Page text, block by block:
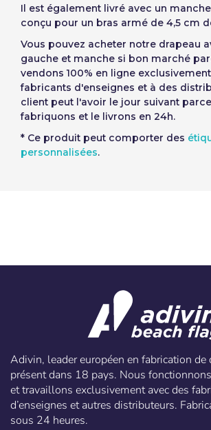
Il est également livré avec un manche
conçu pour un bras armé de 4,5 cm
Vous pouvez acheter notre drapeau
gauche et manche si bon marché
vendons 100% en ligne
fabricants d'enseignes et à des
client peut l'avoir le jour suivant
fabriquons et le livrons en 24h.
* Ce produit peut comporter des
personnalisées.
Adivin, leader européen en fabrication de
présent dans 18 pays. Nous
et travaillons exclusivement avec des
d’enseignes et autres distributeurs.
sous 24 heures.